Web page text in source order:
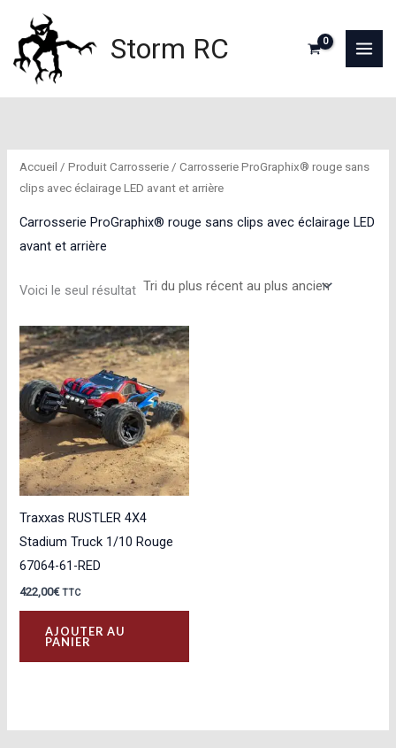
contenu
Storm RC
Accueil / Produit Carrosserie / Carrosserie ProGraphix® rouge sans
clips avec éclairage LED avant et arrière
Carrosserie ProGraphix® rouge sans clips avec éclairage LED
avant et arrière
Voici le seul résultat
Traxxas RUSTLER 4X4
Stadium Truck 1/10 Rouge
67064-61-RED
422,00€ TTC
AJOUTER AU
PANIER